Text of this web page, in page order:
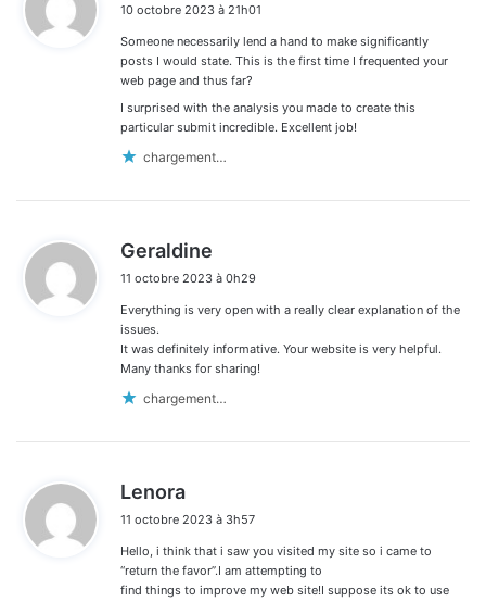
t
:
10 octobre 2023 à 21h01
Someone necessarily lend a hand to make significantly
posts I would state. This is the first time I frequented your
web page and thus far?
I surprised with the analysis you made to create this
particular submit incredible. Excellent job!
chargement…
Geraldine
t
11 octobre 2023 à 0h29
Everything is very open with a really clear explanation of the
issues.
It was definitely informative. Your website is very helpful.
Many thanks for sharing!
chargement…
Lenora
t
:
11 octobre 2023 à 3h57
Hello, i think that i saw you visited my site so i came to
“return the favor”.I am attempting to
find things to improve my web site!I suppose its ok to use